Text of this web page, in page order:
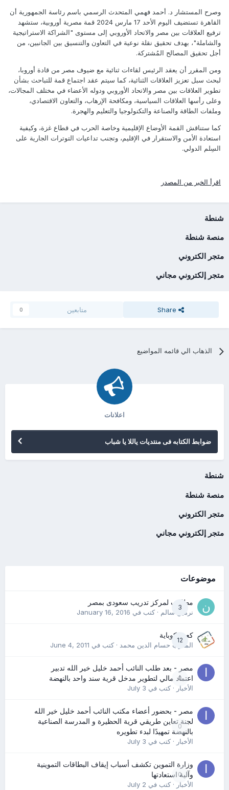
وصرح المستشار د. أحمد فهمي المتحدث الرسمي باسم رئاسة الجمهورية أن
القاهرة تستضيف اليوم الأحد 17 مارس 2024 قمة مصرية أوروبية، ستشهد
ترفيع العلاقات بين مصر والاتحاد الأوروبي إلى مستوى "الشراكة الاستراتيجية
والشاملة"، بهدف تحقيق نقلة نوعية في التعاون والتنسيق بين الجانبين، من
أجل تحقيق المصالح المُشتركة.
ومن المقرر أن يعقد الرئيس لقاءات ثنائية مع ضيوف مصر من قادة أوروبا،
لبحث سبل تعزيز العلاقات الثنائية، كما سيتم عقد اجتماع قمة للتباحث بشأن
تطوير العلاقات بين مصر والاتحاد الأوروبي ودوله الأعضاء في مختلف المجالات،
وعلى رأسها العلاقات السياسية، ومكافحة الإرهاب، والتعاون الاقتصادي،
وملفات الطاقة والصناعة والتكنولوجيا والتعليم والهجرة.
كما ستناقش القمة الأوضاع الإقليمية وخاصة الحرب في قطاع غزة، وكيفية
استعادة الأمن والاستقرار في الإقليم، وتجنب تداعيات التوترات الجارية على
السِلم الدولي.
اقرأ الخبر من المصدر
شنطة
منصة شنطة
متجر الكتروني
متجر إلكتروني مجاني
Share متابعين 0
الذهاب الي قائمه المواضيع
اعلانات
ضوابط الكتابه فى منتديات ياللا يا شباب
شنطة
منصة شنطة
متجر الكتروني
متجر إلكتروني مجاني
موضوعات
3
مطلوب لمركز تدريب سعودى بمصر
نرمين سالم· كتب في January 16, 2016
12
كعب كوباية
المدرب حسام الدين محمد· كتب في June 4, 2011
0
مصر - بعد طلب النائب أحمد خليل خير الله تدبير
اعتماد مالي لتطوير مدخل قرية سند واحد بالنهضة
الأخبار· كتب في July 3
0
مصر - بحضور أعضاء مكتب النائب أحمد خليل خير الله
لجنة تعاين طريقي قرية الحظيرة و المدرسة الصناعية
بالنهضة تمهيدًا لبدء تطويره
الأخبار· كتب في July 3
0
وزارة التموين تكشف أسباب إيقاف البطاقات التموينية
وآلية استعادتها
الأخبار· كتب في July 2